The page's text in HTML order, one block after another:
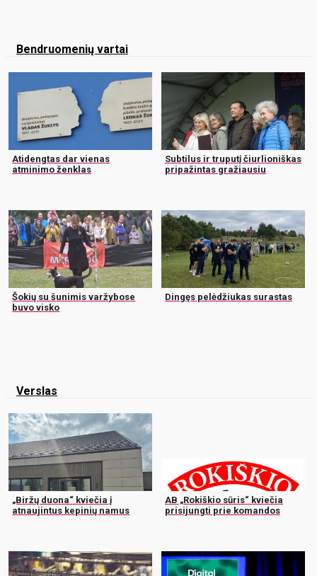
Bendruomenių vartai
Atidengtas dar vienas
atminimo ženklas
Subtilus ir truputį čiurlioniškas
pripažintas gražiausiu
Šokių su šunimis varžybose
buvo visko
Dingęs pelėdžiukas surastas
Verslas
„Biržų duona“ kviečia į
atnaujintus kepinių namus
AB „Rokiškio sūris“ kviečia
prisijungti prie komandos